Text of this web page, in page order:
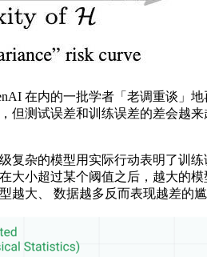
在内的一批学者「老调重谈」
但测试误差和训练误差的差会越
杂的模型用实际行动表明了训练
大小超过某个阈值之后，越大的
越大、 数据越多反而表现越差的尴